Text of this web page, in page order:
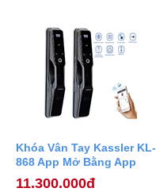
Khóa Vân Tay Kassler KL-
868 App Mở Bằng App
Điện Thoại
11.300.000đ